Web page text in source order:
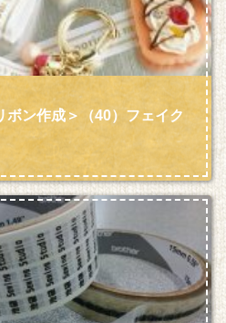
ボン作成＞（40）フェイク